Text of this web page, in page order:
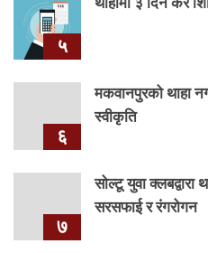
५
६
मकवानपुरको थाहा
स्वीकृति
७
सोल्टू युवा क्लबद्वारा
सरसफाई र रंगरोगन